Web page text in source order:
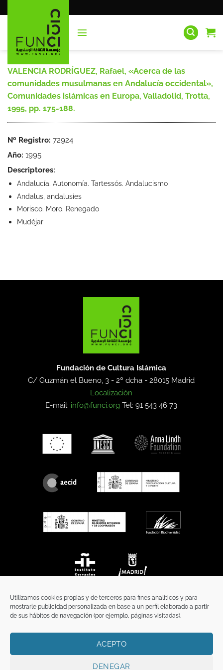
Utilizamos cookies propias y de terceros para fines analíticos y para
mostrarle publicidad personalizada en base a un perfil elaborado a partir
de sus hábitos de navegación (por ejemplo, páginas visitadas).
ACEPTO
DENEGAR
al
VALENCIA RODRÍGUEZ, Rafael, «Acerca de las
comunidades musulmanas en Andalucía occidental»,
Comunidades islámicas en Europa, Valladolid, Trotta,
1995, pp. 175-188.
Nº Registro: 72924
Año: 1995
Descriptores:
Andalucía. Autonomía. Tartessós. Andalucismo
Andalus, andalusíes
Morisco. Moro. Renegado
Mudéjar
Fundación de Cultura Islámica
C/ Guzmán el Bueno, 3 - 2º dcha -28015 Madrid
Localización
E-mail: info@funci.org Tel: 91 543 46 73
TÉRMINOS Y CONDICIONES